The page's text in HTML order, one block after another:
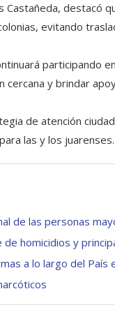
Castañeda,
evitando
participando
y brindar
de atención
las y los juarenses.
de las personas
de homicidios y
a lo largo del País